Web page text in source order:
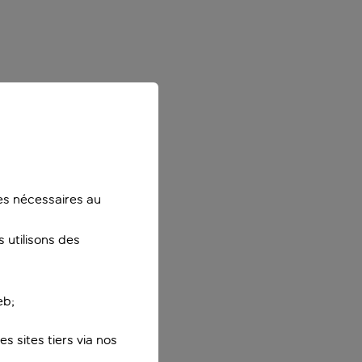
nécessaires au
utilisons des
sites tiers via nos